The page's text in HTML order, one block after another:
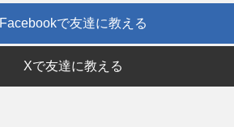
Facebookで友達に教える
Xで友達に教える